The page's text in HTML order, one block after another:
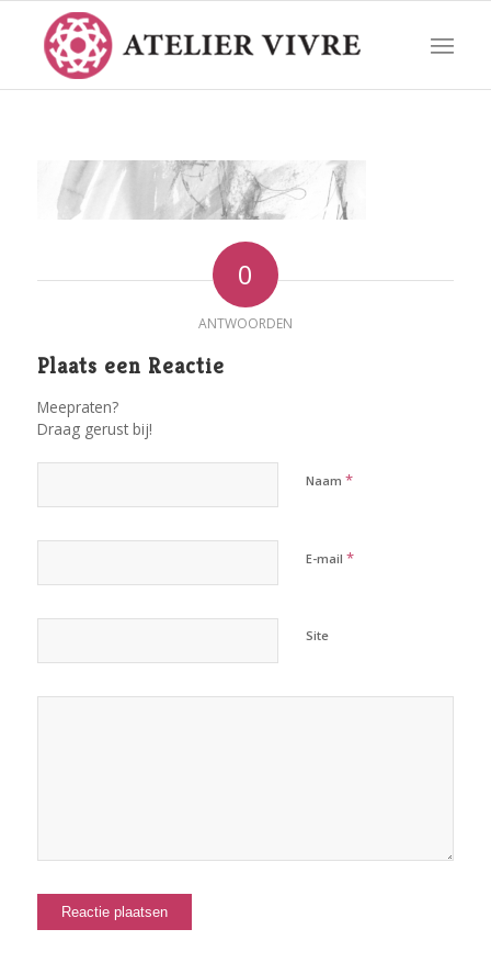
0
ANTWOORDEN
Plaats een Reactie
Meepraten?
Draag gerust bij!
Naam *
E-mail *
Site